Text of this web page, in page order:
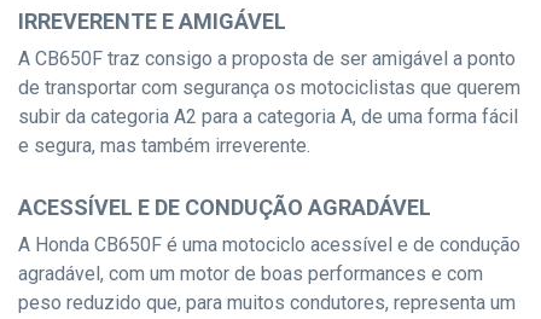
IRREVERENTE E AMIGÁVEL
A CB650F traz consigo a proposta de ser amigável a ponto
de transportar com segurança os motociclistas que querem
subir da categoria A2 para a categoria A, de uma forma fácil
e segura, mas também irreverente.
ACESSÍVEL E DE CONDUÇÃO AGRADÁVEL
A Honda CB650F é uma motociclo acessível e de condução
agradável, com um motor de boas performances e com
peso reduzido que, para muitos condutores, representa um